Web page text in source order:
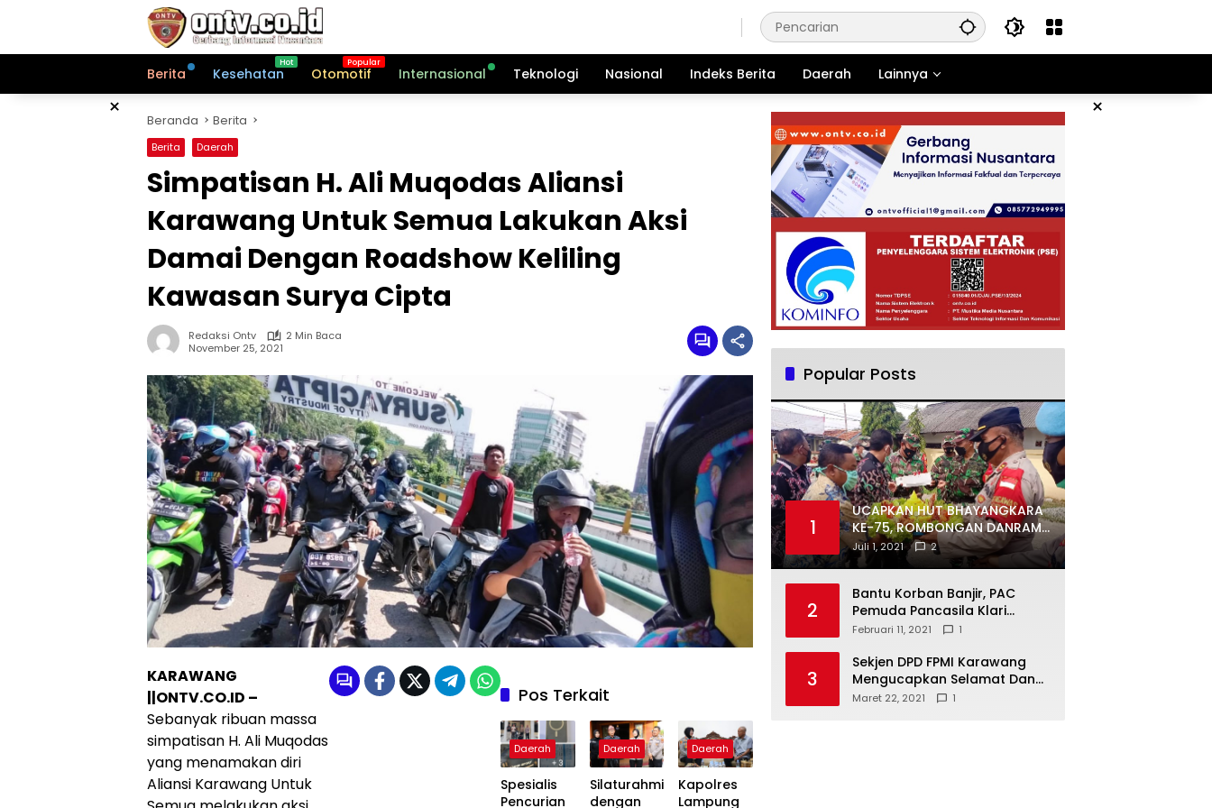
Berita Kesehatan Otomotif Internasional Teknologi Nasional Indeks Berita Daerah Lainnya
× ×
Beranda Berita
Berita Daerah
Simpatisan H. Ali Muqodas Aliansi
Karawang Untuk Semua Lakukan Aksi
Damai Dengan Roadshow Keliling
Kawasan Surya Cipta
Redaksi Ontv
2 Min Baca
November 25, 2021
KARAWANG
||ONTV.CO.ID –
Sebanyak ribuan massa
simpatisan H. Ali Muqodas
yang menamakan diri
Aliansi Karawang Untuk
Pos Terkait
Daerah
Spesialis
Pencurian
Daerah
Silaturahmi
dengan
Daerah
Kapolres
Lampung
Popular Posts
1
UCAPKAN HUT BHAYANGKARA
KE-75, ROMBONGAN DANRAMIL
DAN CAMAT DATANGI
MAPOLSEK MUARAGEMBONG
Juli 1, 2021 2
2
Bantu Korban Banjir, PAC
Pemuda Pancasila Klari
Galang Donasi
Februari 11, 2021 1
3
Sekjen DPD FPMI Karawang
Mengucapkan Selamat Dan
Sukses Atas Kemenangan
Maret 22, 2021 1